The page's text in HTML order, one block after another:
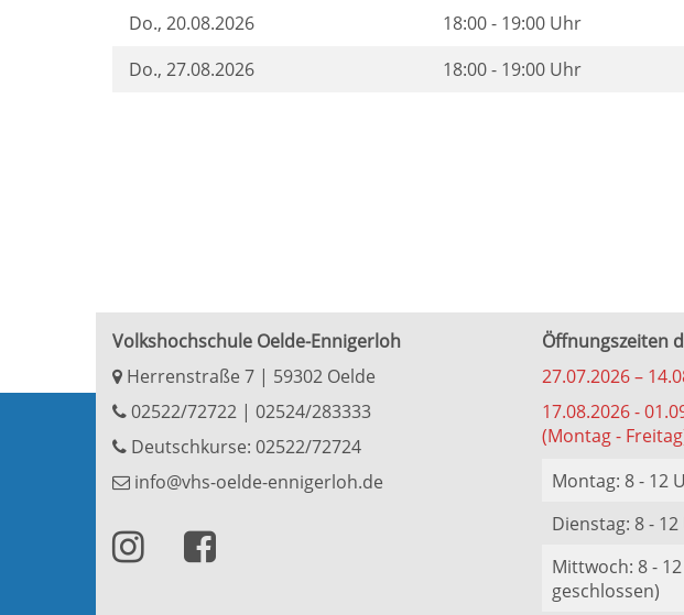
Do., 20.08.2026 18:00 - 19:00 Uhr
Do., 27.08.2026 18:00 - 19:00 Uhr
Volkshochschule Oelde-Ennigerloh
Herrenstraße 7 | 59302 Oelde
02522/72722 | 02524/283333
Deutschkurse: 02522/72724
info@vhs-oelde-ennigerloh.de
Öffnungszeiten
27.07.2026 –
17.08.2026 -
(Montag -
Montag: 8 - 12
Dienstag: 8 -
Mittwoch: 8 -
geschlossen)